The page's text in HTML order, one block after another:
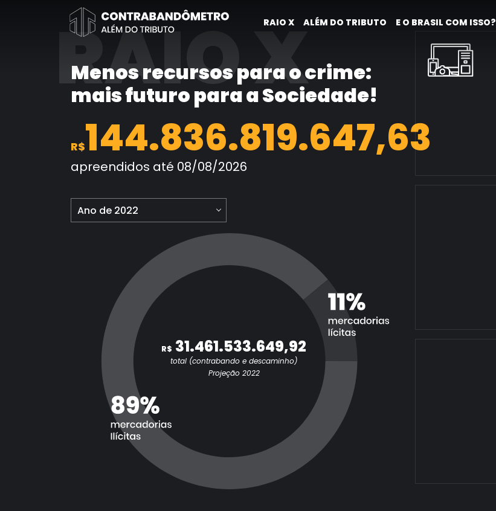
RAIO X ALÉM DO TRIBUTO E O BRASIL COM ISSO?
RAIO X
Menos recursos para o crime:
mais futuro para a Sociedade!
R$144.836.820.395,86
apreendidos até 08/08/2026
Ano de 2022
R$ 31.461.533.649,92
total (contrabando e descaminho)
Projeção 2022